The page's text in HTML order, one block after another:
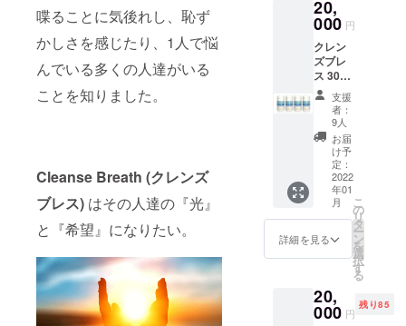
喋ることに気後れし、恥ず
かしさを感じたり、1人で悩
んでいる多くの人達がいる
ことを知りました。
Cleanse Breath (クレンズ
ブレス) はその人達の『光』
と『希望』になりたい。
20,
000 円
クレン
ズブレ
ス 30粒
入りボ
トル 4
個セッ
ト 通常
価格か
ら22%
割引！
(通常価
格5,800
円(税別)
× 4本 =
25,520
支援
者：
9人
お届
け予
定：
2022
年01
月
詳細を見る
こ
の
リ
タ
ー
ン
を
選
択
す
る
20,
000 円
残り85